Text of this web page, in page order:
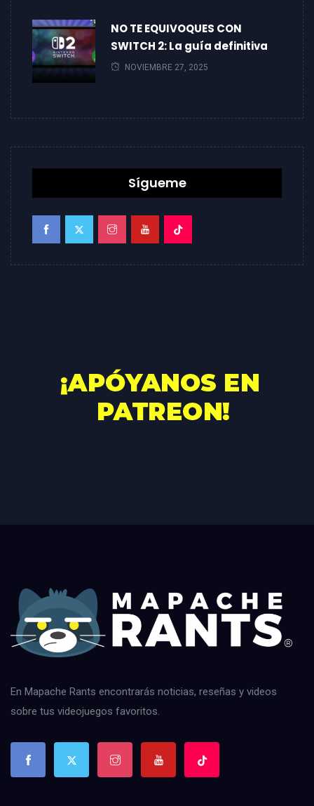
NO TE EQUIVOQUES CON
SWITCH 2: La guía definitiva
NOVIEMBRE 27, 2025
Sígueme
En Mapache Rants encontrarás noticias, reseñas y videos
sobre tus videojuegos favoritos.